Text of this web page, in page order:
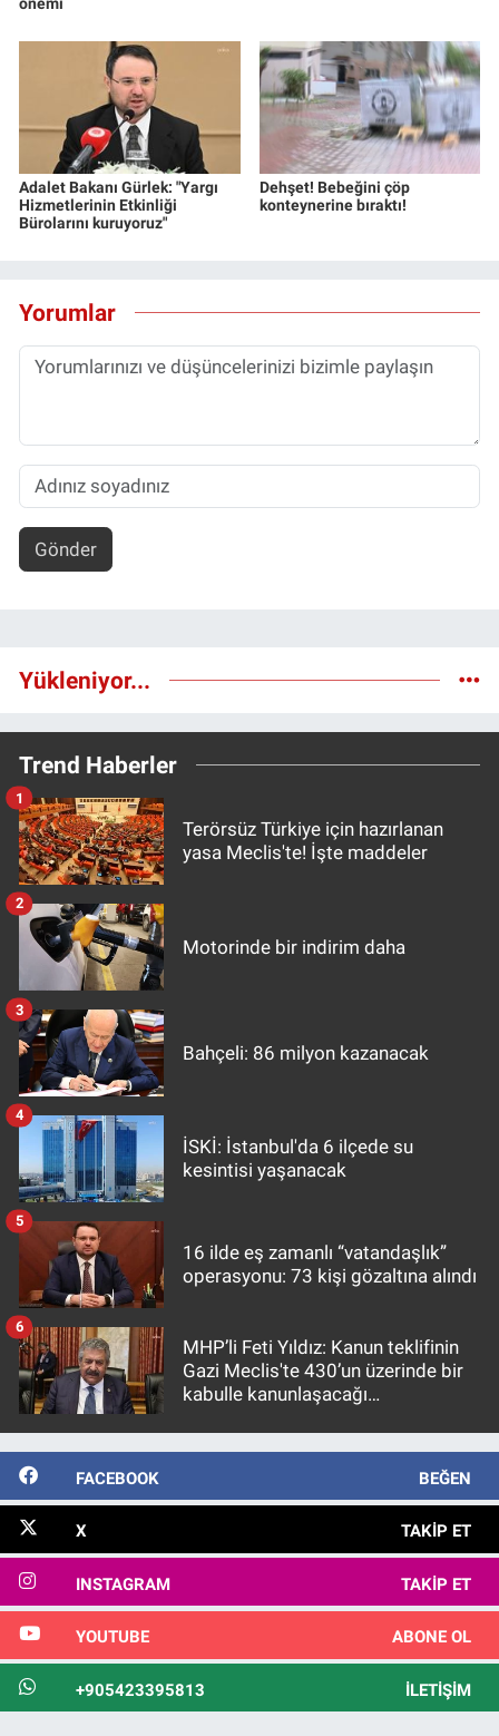
önemi
Adalet Bakanı Gürlek: "Yargı
Hizmetlerinin Etkinliği
Bürolarını kuruyoruz"
Dehşet! Bebeğini çöp
konteynerine bıraktı!
Yorumlar
Gönder
Yükleniyor...
Trend Haberler
Terörsüz Türkiye için hazırlanan
yasa Meclis'te! İşte maddeler
1
Motorinde bir indirim daha
2
Bahçeli: 86 milyon kazanacak
3
İSKİ: İstanbul'da 6 ilçede su
kesintisi yaşanacak
4
16 ilde eş zamanlı “vatandaşlık”
operasyonu: 73 kişi gözaltına alındı
5
MHP’li Feti Yıldız: Kanun teklifinin
Gazi Meclis'te 430’un üzerinde bir
kabulle kanunlaşacağı
6
FACEBOOK BEĞEN
X TAKIP ET
INSTAGRAM TAKIP ET
YOUTUBE ABONE OL
+905423395813 İLETIŞIM